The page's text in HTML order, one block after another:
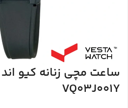
VQ03J001Y